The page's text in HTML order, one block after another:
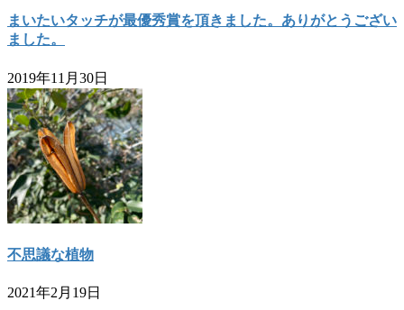
まいたいタッチが最優秀賞を頂きました。ありがとうござい
ました。
2019年11月30日
不思議な植物
2021年2月19日